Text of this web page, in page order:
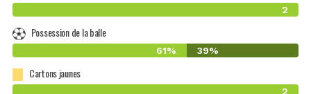
2
Possession de la balle
61% 39%
Cartons jaunes
2